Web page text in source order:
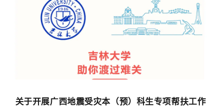
关于开展广西地震受灾本（预）科生专项帮扶工作